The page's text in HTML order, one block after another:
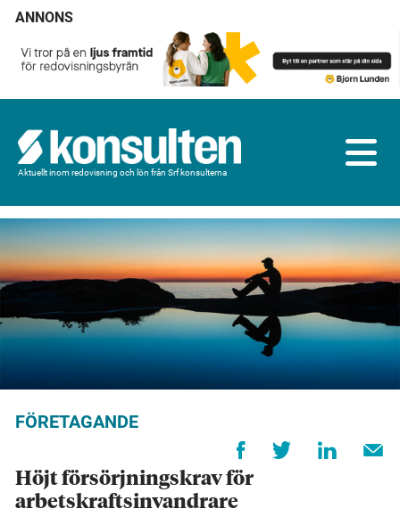
ANNONS
Aktuellt inom redovisning och lön från Srf konsulterna
FÖRETAGANDE
Höjt försörjningskrav för
arbetskraftsinvandrare